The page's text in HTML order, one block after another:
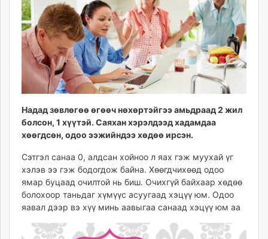
mnb.mn
Livetv.mn
Eguur.mn
24tsag.mn
shuud.mn
eagle.mn
ergelt.mn
zarig.mn
today.mn
zuv.mn
mminfo.mn
ugluu.mn
urlag.mn
unen.mn
shudarga.mn
Надад зөвлөгөө өгөөч нөхөртэйгээ амьдраад 2 жил
болсон, 1 хүүтэй. Саяхан хэрэлдээд хадамдаа
хөөгдсөн, одоо ээжийндээ хөдөө ирсэн.
Сэтгэл санаа 0, алдсан хойноо л яах гэж муухай үг
хэлэв ээ гэж бодогдож байна. Хөөгдчихөөд одоо
ямар буцаад очилтой нь биш. Очихгүй байхаар хөдөө
болохоор таньдаг хүмүүс асуугаад хэцүү юм. Одоо
яавал дээр вэ хүү минь аавыгаа санаад хэцүү юм аа